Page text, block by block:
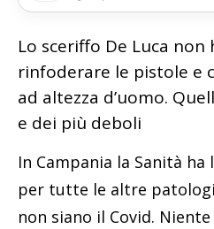
Lo sceriffo De Luca non
rinfoderare le pistole e
ad altezza d’uomo.
e dei più deboli
In Campania la Sanità
per tutte le altre
non siano il Covid.